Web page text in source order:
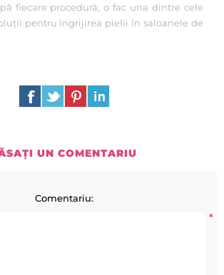
fiecare procedură, o fac una dintre cele
pentru îngrijirea pielii în saloanele de
UN COMENTARIU
Comentariu:
*